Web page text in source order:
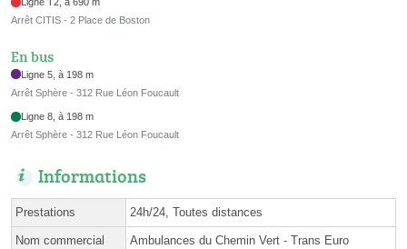
Arrêt CITIS - 2 Place de Boston
En bus
Ligne 5, à 198 m
Arrêt Sphère - 312 Rue Léon Foucault
Ligne 8, à 198 m
Arrêt Sphère - 312 Rue Léon Foucault
Informations
Prestations 24h/24, Toutes distances
Nom commercial
Ambulances du Chemin Vert - Trans Euro